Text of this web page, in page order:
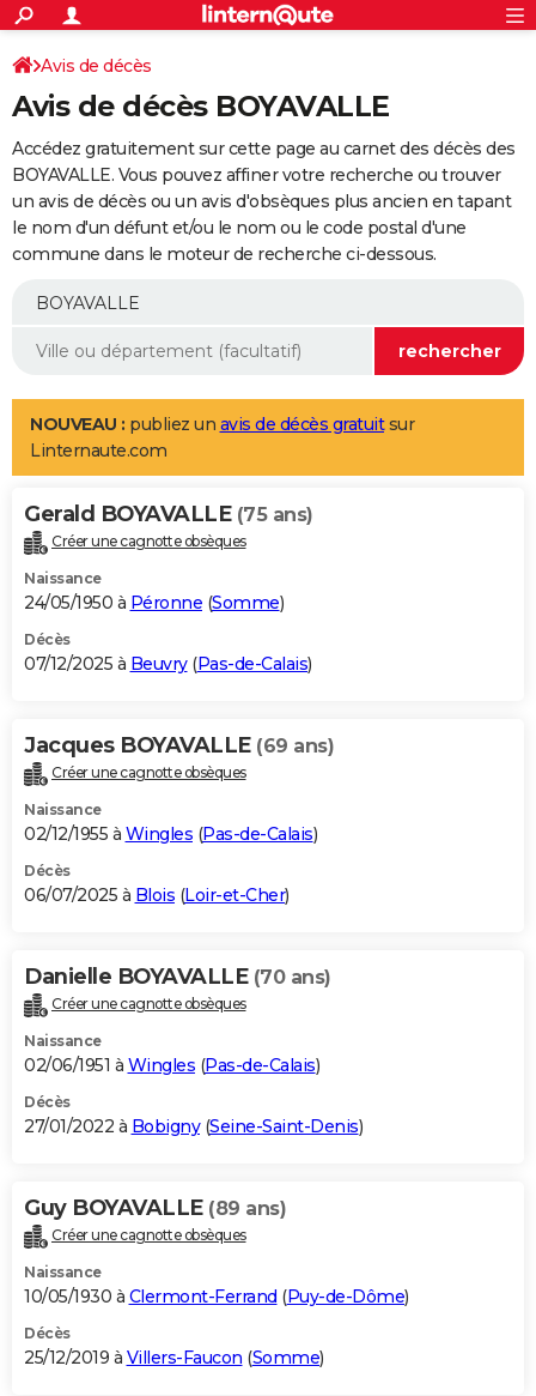
ACTUALITÉS
Politique
Société
Faits Divers
Education
Monde
Villes
+
SPORT
Coupe du monde 2026
Football
Tennis
Cyclisme
Rugby
Forum
Programme TV
TNT
Streaming
Cinéma
Sorties cinéma
Musique
+
FINANCE
Impôts
Immobilier
Risques naturels par ville
Banque
Assurance
Crédit
AUTO
Essais
Réserver un essai
Citadines
Berlines
SUV
Forum auto
+
Mobiles
Meilleur smartphone
Internet
Ordinateurs
Jeux vidéo
Guide high-tech
Aménagement intérieur
LIFESTYLE
Art de vivre
Bien-être
Loisirs
Mode
Modes de vie
Alimentation
Guide de la santé
Maladies
Médicaments
Sommeil
VOYAGE
Destinations
City break
Voyage nature
Voyage de noces
Forum
Climat
+PHOTO
GUIDES D'ACHAT
BONS PLANS
Carte de Noël
Carte Bonne année
Carte Saint-Valentin
Carte Pâques
Carte d'anniversaire
DICTIONNAIRE
Dictionnaire
Biographies
Citations
Expressions
Proverbes
PROGRAMME TV
S'inscrire
Se connecter
Lycées
Collèges
Primaires
Universités
Entreprises
Service militaire
Avis de recherche
AVIS DE DÉCÈS
Bricolage
Lifestyle
Culture
Sport
Auto
Television
Voyage
Cinema
Avis de décès
Avis de décès BOYAVALLE
Accédez gratuitement sur cette page au carnet des décès des
BOYAVALLE. Vous pouvez affiner votre recherche ou trouver
un avis de décès ou un avis d'obsèques plus ancien en tapant
le nom d'un défunt et/ou le nom ou le code postal d'une
commune dans le moteur de recherche ci-dessous.
NOUVEAU : publiez un avis de décès gratuitsur
Linternaute.com
Gerald BOYAVALLE (75 ans)
Créer une cagnotte obsèques
Naissance
24/05/1950 à Péronne (Somme)
Décès
07/12/2025 à Beuvry(Pas-de-Calais)
Jacques BOYAVALLE (69 ans)
Créer une cagnotte obsèques
Naissance
02/12/1955 à Wingles (Pas-de-Calais)
Décès
06/07/2025 à Blois (Loir-et-Cher)
Danielle BOYAVALLE (70 ans)
Créer une cagnotte obsèques
Naissance
02/06/1951 à Wingles (Pas-de-Calais)
Décès
27/01/2022 à Bobigny(Seine-Saint-Denis)
Guy BOYAVALLE (89 ans)
Créer une cagnotte obsèques
Naissance
10/05/1930 à Clermont-Ferrand (Puy-de-Dôme)
Décès
25/12/2019 à Villers-Faucon (Somme)